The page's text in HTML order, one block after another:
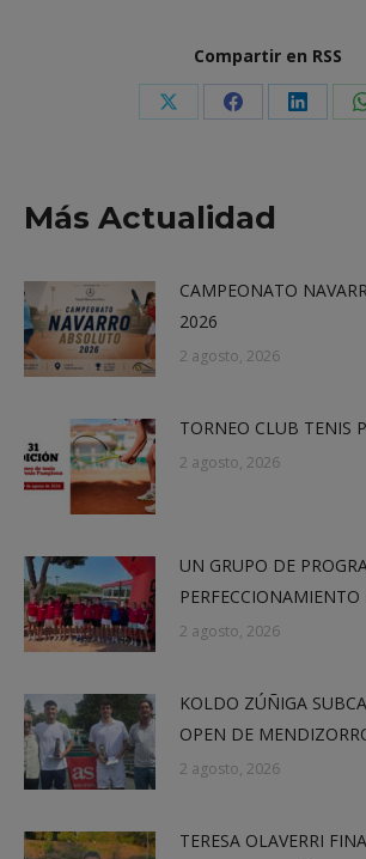
Compartir en RSS
Share Share Share
Más Actualidad
CAMPEONATO
2026
2 agosto, 2026
TORNEO CLUB TENIS
2 agosto, 2026
UN GRUPO DE
2 agosto, 2026
KOLDO ZÚÑIGA
OPEN DE
2 agosto, 2026
TERESA OLAVERRI